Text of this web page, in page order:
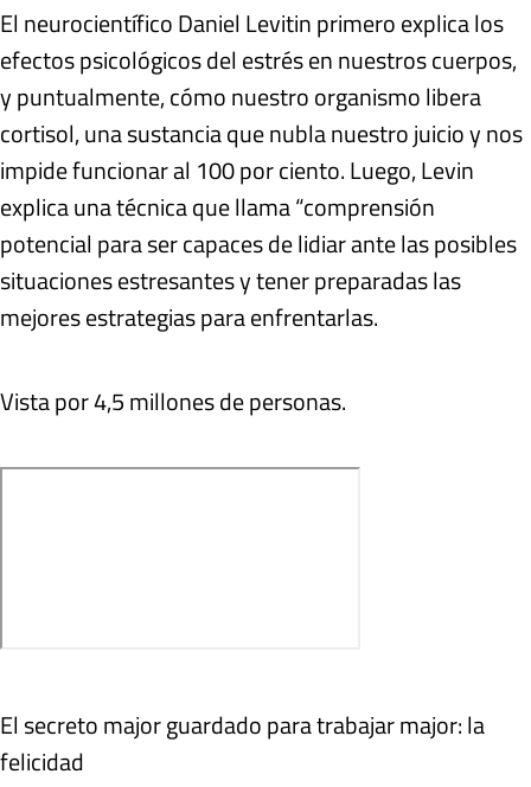
El neurocientífico Daniel Levitin primero explica los
efectos psicológicos del estrés en nuestros cuerpos,
y puntualmente, cómo nuestro organismo libera
cortisol, una sustancia que nubla nuestro juicio y nos
impide funcionar al 100 por ciento. Luego, Levin
explica una técnica que llama “comprensión
potencial para ser capaces de lidiar ante las posibles
situaciones estresantes y tener preparadas las
mejores estrategias para enfrentarlas.
Vista por 4,5 millones de personas.
El secreto major guardado para trabajar major: la
felicidad